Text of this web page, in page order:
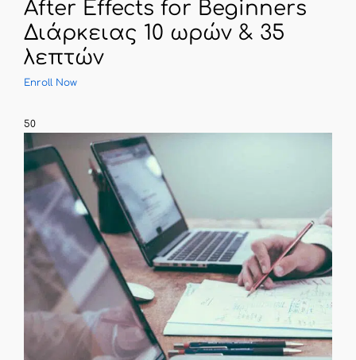
After Effects for Beginners
Διάρκειας 10 ωρών & 35
λεπτών
Enroll Now
50